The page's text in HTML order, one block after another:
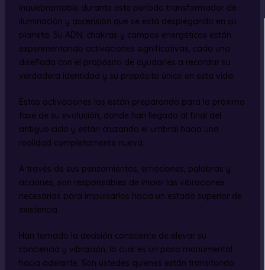
inquebrantable durante este período transformador de
iluminación y ascensión que se está desplegando en su
planeta. Su ADN, chakras y campos energéticos están
experimentando activaciones significativas, cada una
diseñada con el propósito de ayudarles a recordar su
verdadera identidad y su propósito único en esta vida.
Estas activaciones los están preparando para la próxima
fase de su evolución, donde han llegado al final del
antiguo ciclo y están cruzando el umbral hacia una
realidad completamente nueva.
A través de sus pensamientos, emociones, palabras y
acciones, son responsables de iniciar las vibraciones
necesarias para impulsarlos hacia un estado superior de
existencia.
Han tomado la decisión consciente de elevar su
conciencia y vibración, lo cual es un paso monumental
hacia adelante. Son ustedes quienes están transitando